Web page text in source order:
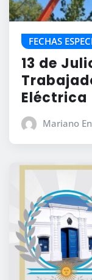
FECHAS
13 de
Eléctrica
Mariano